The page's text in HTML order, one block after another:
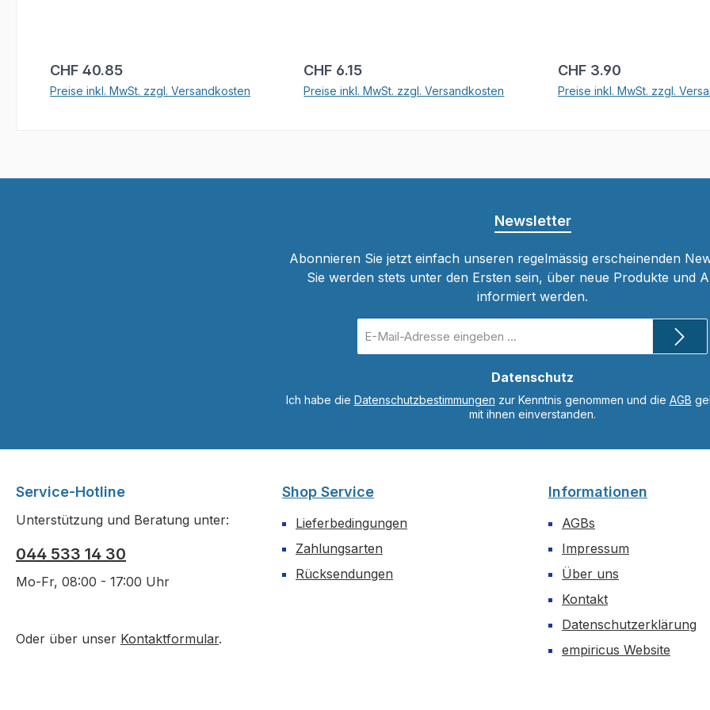
Regulärer Preis:
CHF 40.85
Preise inkl. MwSt. zzgl. Versandkosten
Regulärer Preis:
CHF 6.15
Preise inkl. MwSt. zzgl. Versandkosten
Regulärer Preis:
CHF 3.90
Preise inkl. MwSt. zzgl.
Newsletter
Abonnieren Sie jetzt einfach unseren regelmässig erscheinenden
Sie werden stets unter den Ersten sein, über neue Produkte und
informiert werden.
Mail-
Adresse
Datenschutz
Ich habe die Datenschutzbestimmungen zur Kenntnis genommen und die AGB
mit ihnen einverstanden.
Service-Hotline
Unterstützung und Beratung unter:
044 533 14 30
Mo-Fr, 08:00 - 17:00 Uhr
Oder über unser Kontaktformular.
Shop Service
Lieferbedingungen
Zahlungsarten
Rücksendungen
Informationen
AGBs
Impressum
Über uns
Kontakt
Datenschutzerklärung
empiricus Website